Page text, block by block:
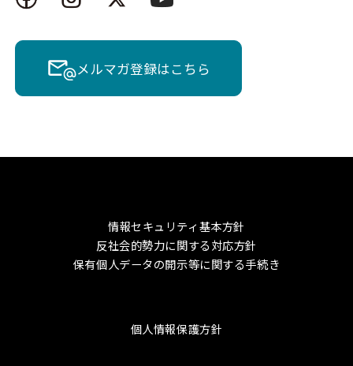
メルマガ登録はこちら
情報セキュリティ基本方針
反社会的勢力に関する対応方針
保有個人データの開示等に関する手続き
個人情報保護方針